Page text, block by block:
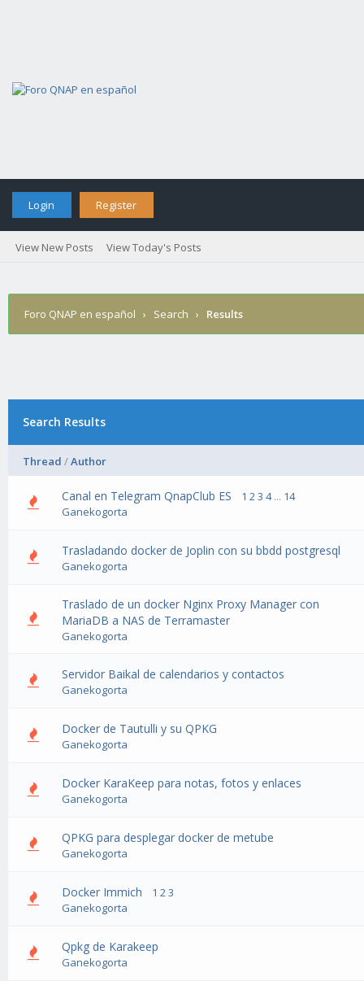
Login Register
View New Posts View Today's Posts
Foro QNAP en español › Search › Results
Search Results
Thread /Author
Canal en Telegram QnapClub ES 1 23 4... 14
Ganekogorta
Trasladando docker de Joplin con su bbdd postgresql
Ganekogorta
Traslado de un docker Nginx Proxy Manager con
MariaDB a NAS de Terramaster
Ganekogorta
Servidor Baikal de calendarios y contactos
Ganekogorta
Docker de Tautulli y su QPKG
Ganekogorta
Docker KaraKeep para notas, fotos y enlaces
Ganekogorta
QPKG para desplegar docker de metube
Ganekogorta
Docker Immich 1 23
Ganekogorta
Qpkg de Karakeep
Ganekogorta